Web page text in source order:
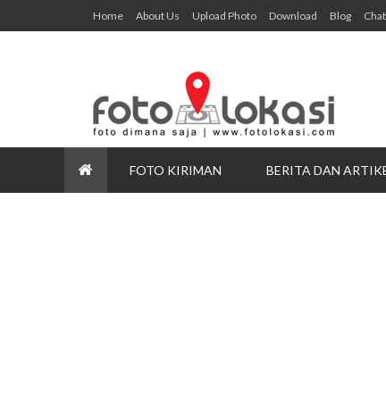
Home About Us Upload Photo Download Blog
FOTO KIRIMAN BERITA DAN